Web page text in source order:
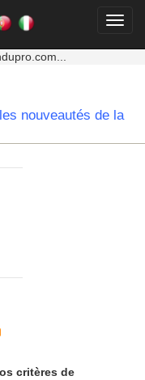
nouveautés de la
critères de